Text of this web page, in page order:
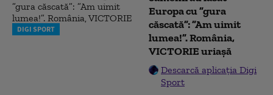
DIGI SPORT
Europa cu ”gura
căscată”: ”Am uimit
lumea!”. România,
VICTORIE uriașă
Descarcă aplicația Digi
Sport